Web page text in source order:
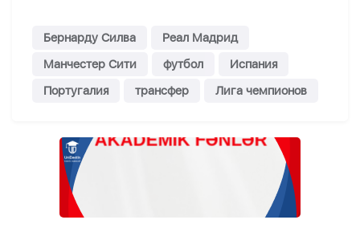
Бернарду Силва
Реал Мадрид
Манчестер Сити
футбол
Испания
Португалия
трансфер Лига чемпионов